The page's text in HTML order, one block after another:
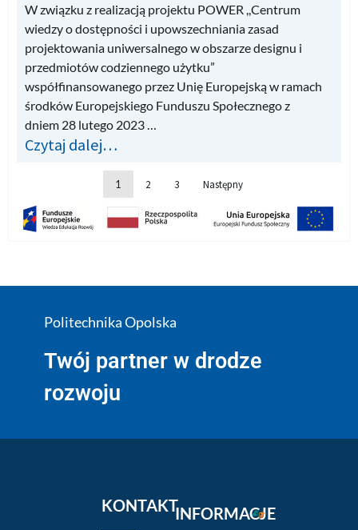
W związku z realizacją projektu POWER ,,Centrum
wiedzy o dostępności i upowszechniania zasad
projektowania uniwersalnego w obszarze designu i
przedmiotów codziennego użytku”
współfinansowanego przez Unię Europejską w ramach
środków Europejskiego Funduszu Społecznego z
dniem 28 lutego 2023 …
Czytaj dalej…
1 2 3 Następny
Politechnika Opolska
Twój partner w drodze
rozwoju
KONTAKTINFORMACJE